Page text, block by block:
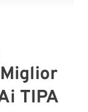
TIPA